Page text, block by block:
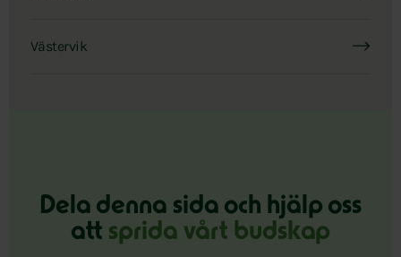
Västervik
Dela denna sida och hjälp oss
att sprida vårt budskap